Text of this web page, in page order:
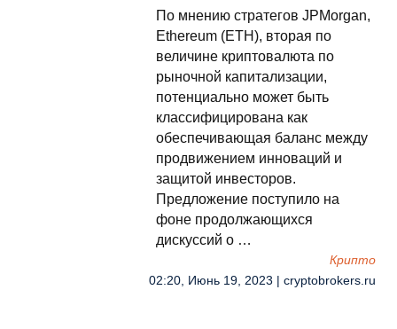
По мнению стратегов JPMorgan,
Ethereum (ETH), вторая по
величине криптовалюта по
рыночной капитализации,
потенциально может быть
классифицирована как
обеспечивающая баланс между
продвижением инноваций и
защитой инвесторов.
Предложение поступило на
фоне продолжающихся
дискуссий о …
Крипто
02:20, Июнь 19, 2023 | cryptobrokers.ru